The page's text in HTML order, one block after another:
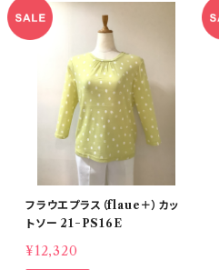
フラウエプラス（flaue＋）カッ
トソー 21−PS16E
¥12,320